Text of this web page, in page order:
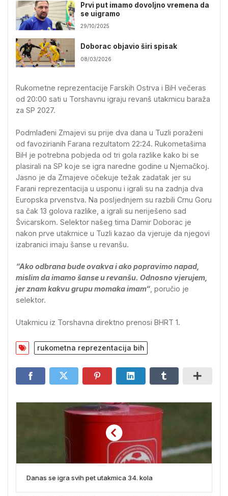
Prvi put imamo dovoljno vremena da
se uigramo
29/10/2025
Doborac objavio širi spisak
08/03/2026
Rukometne reprezentacije Farskih Ostrva i BiH večeras
od 20:00 sati u Torshavnu igraju revanš utakmicu baraža
za SP 2027.
Podmlađeni Zmajevi su prije dva dana u Tuzli poraženi
od favozirianih Farana rezultatom 22:24. Rukometašima
BiH je potrebna pobjeda od tri gola razlike kako bi se
plasirali na SP koje se igra naredne godine u Njemačkoj.
Jasno je da Zmajeve očekuje težak zadatak jer su
Farani reprezentacija u usponu i igrali su na zadnja dva
Europska prvenstva. Na posljednjem su razbili Crnu Goru
sa čak 13 golova razlike, a igrali su neriješeno sad
Švicarskom. Selektor našeg tima Damir Doborac je
nakon prve utakmice u Tuzli kazao da vjeruje da njegovi
izabranici imaju šanse u revanšu.
“Ako odbrana bude ovakva i ako popravimo napad,
mislim da imamo šanse u revanšu. Odnosno vjerujem,
jer znam kakvu grupu momaka imam“ , poručio je
selektor.
Utakmicu iz Torshavna direktno prenosi BHRT 1.
rukometna reprezentacija bih
Danas se igra svih pet utakmica 34. kola